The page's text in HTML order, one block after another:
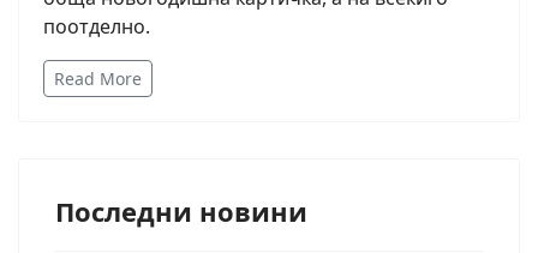
поотделно.
Read More
Последни новини